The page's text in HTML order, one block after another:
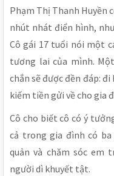
Phạm Thị Thanh
nhút nhát điển hình,
Cô gái 17 tuổi nói một
tương lai của mình.
chắn sẽ được đền đáp:
kiếm tiền gửi về cho gia
Cô cho biết cô có ý
cả trong gia đình có
quản và chăm sóc em
người dì khuyết tật.